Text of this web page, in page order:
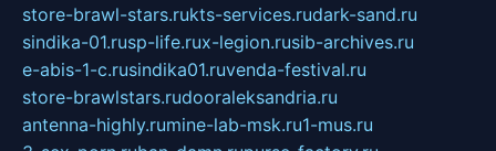
store-brawl-stars.rukts-services.rudark-sand.ru
sindika-01.rusp-life.rux-legion.rusib-archives.ru
e-abis-1-c.rusindika01.ruvenda-festival.ru
store-brawlstars.rudooraleksandria.ru
antenna-highly.rumine-lab-msk.ru1-mus.ru